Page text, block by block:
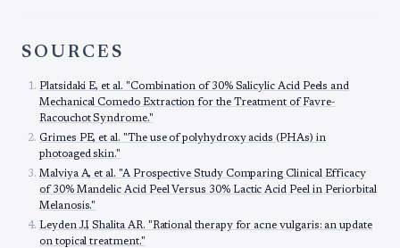
SOURCES
Platsidaki E, et al. "Combination of 30% Salicylic Acid Peels and
Mechanical Comedo Extraction for the Treatment of Favre-
Racouchot Syndrome."
Grimes PE, et al. "The use of polyhydroxy acids (PHAs) in
photoaged skin."
Malviya A, et al. "A Prospective Study Comparing Clinical Efficacy
of 30% Mandelic Acid Peel Versus 30% Lactic Acid Peel in Periorbital
Melanosis."
Leyden JJ, Shalita AR. "Rational therapy for acne vulgaris: an update
on topical treatment."